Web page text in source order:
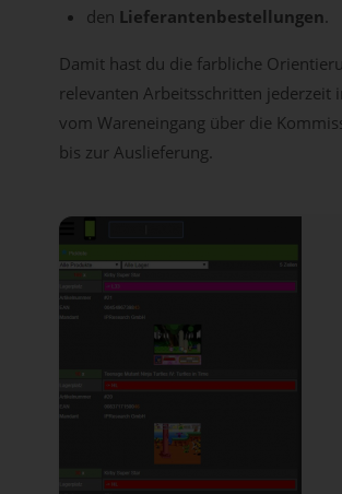
den Lieferantenbestellungen.
Damit hast du die farbliche
relevanten Arbeitsschritten jederzeit
vom Wareneingang über die
bis zur Auslieferung.